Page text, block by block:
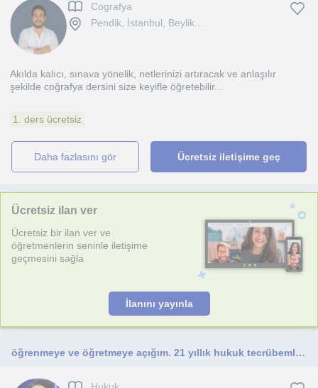
Cografya
Pendik, İstanbul, Beylik...
Akılda kalıcı, sınava yönelik, netlerinizi artıracak ve anlaşılır
şekilde coğrafya dersini size keyifle öğretebilir...
1. ders ücretsiz
daha fazlasını gör Ücretsiz iletişime geç
Ücretsiz ilan ver
Ücretsiz bir ilan ver ve
öğretmenlerin seninle iletişime
geçmesini sağla
İlanını yayınla
öğrenmeye ve öğretmeye açığım. 21 yıllık hukuk tecrübemle hukuk öğrencilerine ders verebilirim.